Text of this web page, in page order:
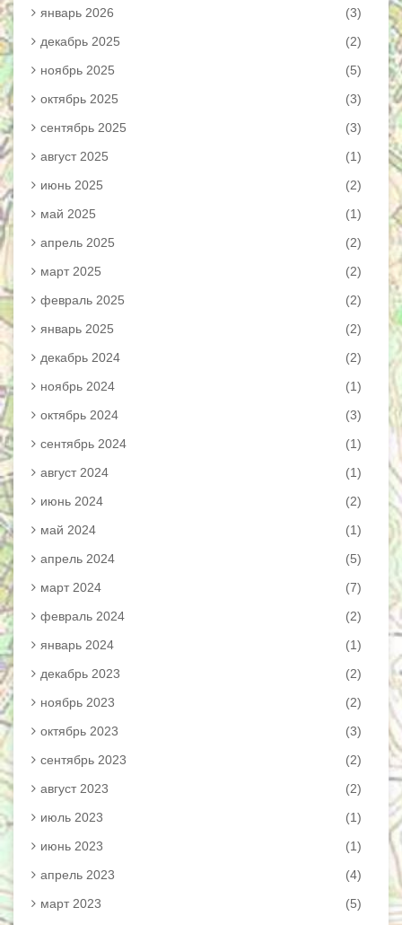
январь 2026
(3)
декабрь 2025
(2)
ноябрь 2025
(5)
октябрь 2025
(3)
сентябрь 2025
(3)
август 2025
(1)
июнь 2025
(2)
май 2025
(1)
апрель 2025
(2)
март 2025
(2)
февраль 2025
(2)
январь 2025
(2)
декабрь 2024
(2)
ноябрь 2024
(1)
октябрь 2024
(3)
сентябрь 2024
(1)
август 2024
(1)
июнь 2024
(2)
май 2024
(1)
апрель 2024
(5)
март 2024
(7)
февраль 2024
(2)
январь 2024
(1)
декабрь 2023
(2)
ноябрь 2023
(2)
октябрь 2023
(3)
сентябрь 2023
(2)
август 2023
(2)
июль 2023
(1)
июнь 2023
(1)
апрель 2023
(4)
март 2023
(5)